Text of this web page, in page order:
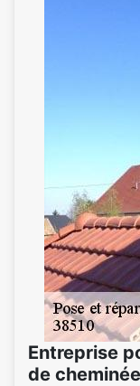
Entreprise
de